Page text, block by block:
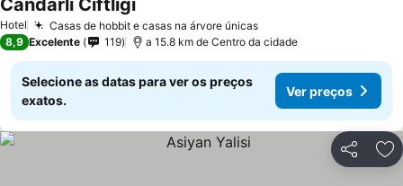
Hotel Casas de hobbit e casas na árvore únicas
Candarli Ciftligi
8,9 Excelente 119 a 15.8 km de Centro da cidade
Selecione as datas para ver os preços
exatos.
Ver preços
Partilhar